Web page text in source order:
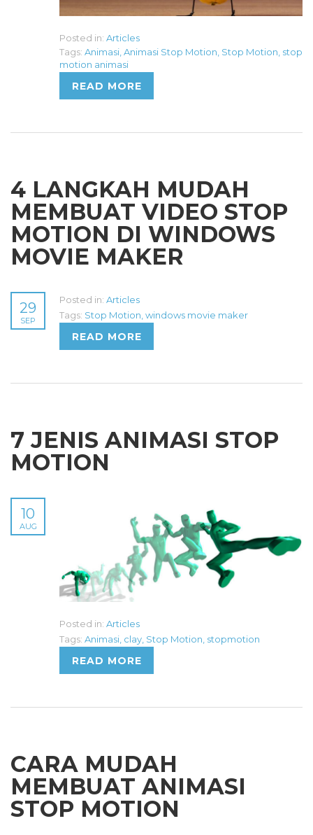
Posted in: Articles
Tags: Animasi,Animasi Stop Motion, Stop Motion, stop
motion animasi
READ MORE
4 LANGKAH MUDAH
MEMBUAT VIDEO STOP
MOTION DI WINDOWS
MOVIE MAKER
29
SEP
Posted in: Articles
Tags: Stop Motion,windows movie maker
READ MORE
7 JENIS ANIMASI STOP
MOTION
10
AUG
Posted in: Articles
Tags: Animasi, clay, Stop Motion, stopmotion
READ MORE
CARA MUDAH
MEMBUAT ANIMASI
STOP MOTION